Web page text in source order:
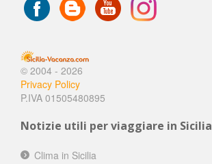
© 2004 - 2026
Privacy Policy
P.IVA 01505480895
Notizie utili per viaggiare in Sicilia
Clima in Sicilia